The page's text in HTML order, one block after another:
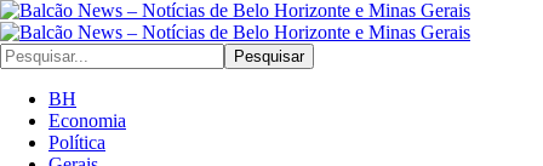
Pesquisar
BH
Economia
Política